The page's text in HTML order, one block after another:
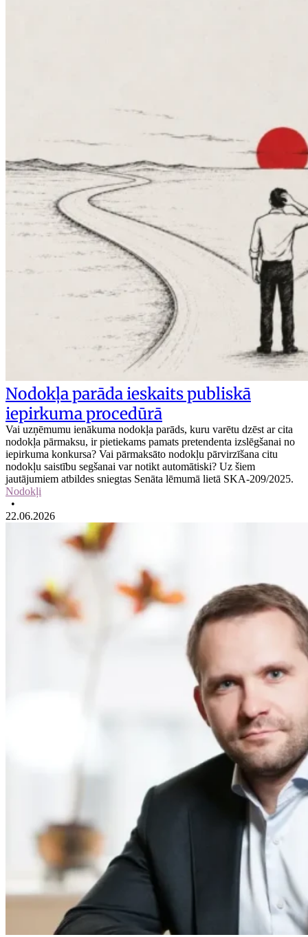
Nodokļa parāda ieskaits publiskā
iepirkuma procedūrā
Vai uzņēmumu ienākuma nodokļa parāds, kuru varētu dzēst ar cita
nodokļa pārmaksu, ir pietiekams pamats pretendenta izslēgšanai no
iepirkuma konkursa? Vai pārmaksāto nodokļu pārvirzīšana citu
nodokļu saistību segšanai var notikt automātiski? Uz šiem
jautājumiem atbildes sniegtas Senāta lēmumā lietā SKA-209/2025.
Nodokļi
•
22.06.2026